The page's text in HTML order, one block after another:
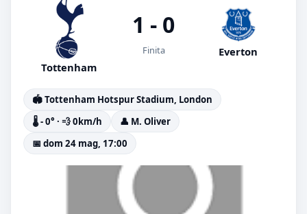
Tottenham
1 - 0
Finita Everton
🏟️ Tottenham Hotspur Stadium, London
🌡️ - 0° · 💨 0km/h
👤 M. Oliver
📅 dom 24 mag, 17:00